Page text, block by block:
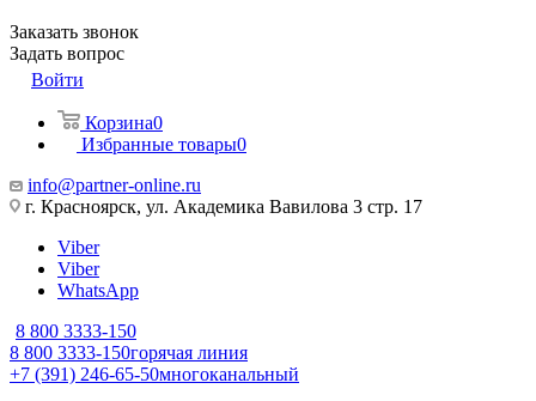
Заказать звонок
Задать вопрос
Войти
Корзина0
Избранные товары0
info@partner-online.ru
г. Красноярск, ул. Академика Вавилова 3 стр. 17
Viber
Viber
WhatsApp
8 800 3333-150
8 800 3333-150горячая линия
+7 (391) 246-65-50многоканальный